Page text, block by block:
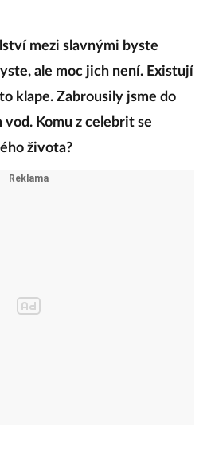
mezi slavnými byste
ale moc jich není. Existují
klape. Zabrousily jsme do
Komu z celebrit se
života?